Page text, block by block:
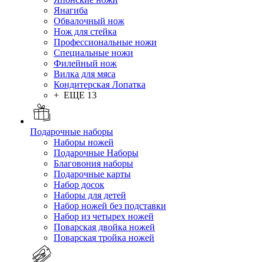
Янагиба
Обвалочный нож
Нож для стейка
Профессиональные ножи
Специальные ножи
Филейный нож
Вилка для мяса
Кондитерская Лопатка
+ ЕЩЕ 13
Подарочные наборы
Наборы ножей
Подарочные Наборы
Благовония наборы
Подарочные карты
Набор досок
Наборы для детей
Набор ножей без подставки
Набор из четырех ножей
Поварская двойка ножей
Поварская тройка ножей